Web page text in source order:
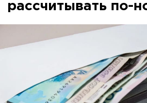
рассчитывать по-